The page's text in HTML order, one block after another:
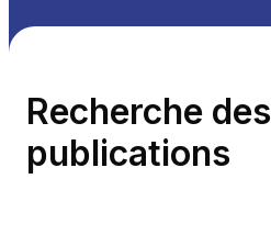
Recherche des
publications